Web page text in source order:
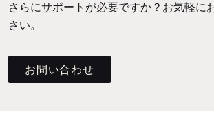
さらにサポートが必要ですか？お気軽に
さい。
お問い合わせ